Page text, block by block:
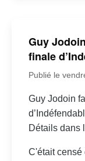
Guy
finale
Publié le
Guy Jodoin
Détails dans
C'était censé